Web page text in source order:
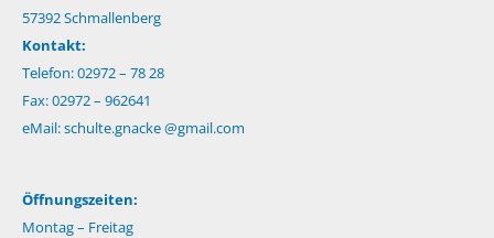
57392 Schmallenberg
Kontakt:
Telefon: 02972 – 78 28
Fax: 02972 – 962641
eMail:schulte.gnacke @gmail.com
Öffnungszeiten:
Montag – Freitag